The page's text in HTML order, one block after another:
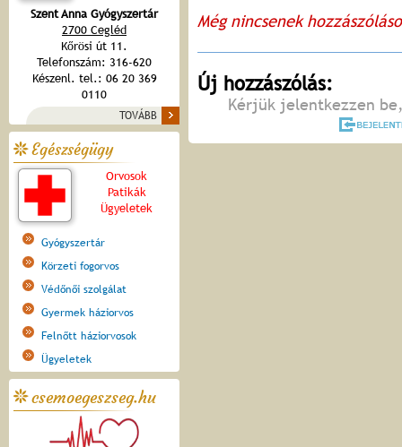
Szent Anna Gyógyszertár
2700 Cegléd
Kőrösi út 11.
Telefonszám: 316-620
Készenl. tel.: 06 20 369
0110
TOVÁBB
Egészségügy
Orvosok
Patikák
Ügyeletek
Gyógyszertár
Körzeti fogorvos
Védőnői szolgálat
Gyermek háziorvos
Felnőtt háziorvosok
Ügyeletek
csemoegeszseg.hu
Még nincsenek
Új hozzászólás:
Kérjük jelentkezzen